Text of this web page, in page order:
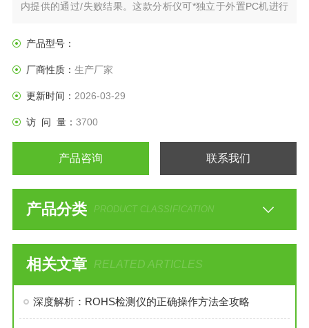
内提供的通过/失败结果。这款分析仪可*独立于外置PC机进行
测。
产品型号：
厂商性质： 生产厂家
更新时间： 2026-03-29
访 问 量： 3700
产品咨询 联系我们
产品分类 PRODUCT CLASSIFICATION
相关文章 RELATED ARTICLES
深度解析：ROHS检测仪的正确操作方法全攻略